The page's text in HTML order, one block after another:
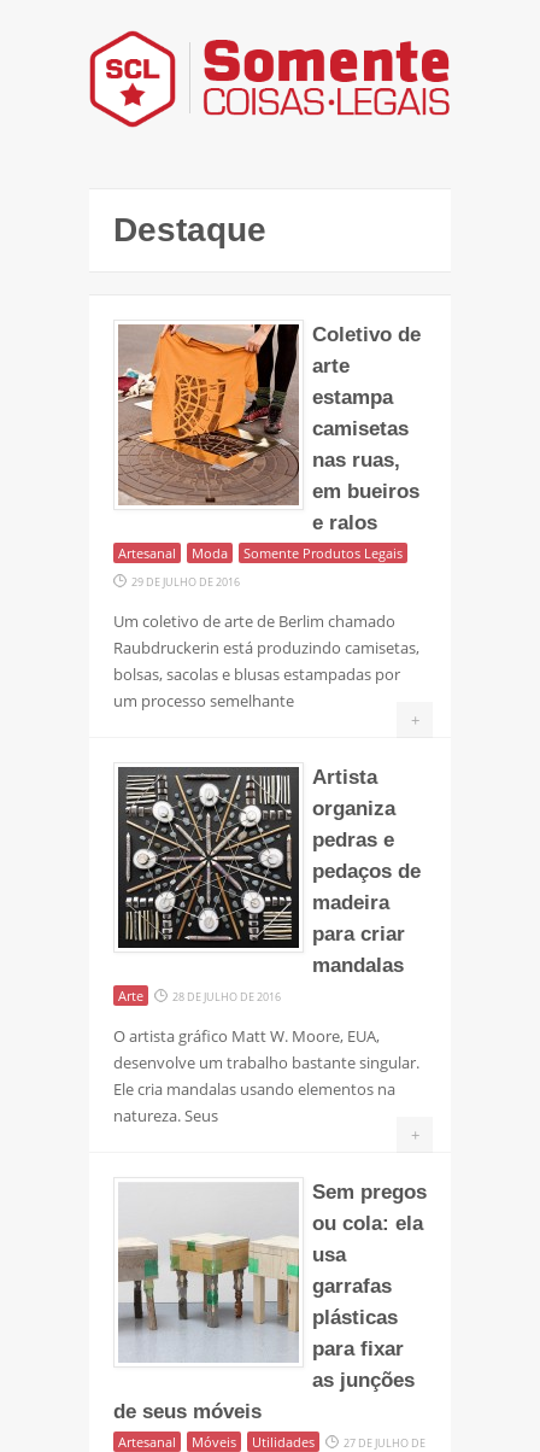
Destaque
Coletivo de
arte
estampa
camisetas
nas ruas,
em bueiros
e ralos
Artesanal Moda Somente Produtos Legais
29 DE JULHO DE 2016
Um coletivo de arte de Berlim chamado
Raubdruckerin está produzindo camisetas,
bolsas, sacolas e blusas estampadas por
um processo semelhante
+
Artista
organiza
pedras e
pedaços de
madeira
para criar
mandalas
Arte 28 DE JULHO DE 2016
O artista gráfico Matt W. Moore, EUA,
desenvolve um trabalho bastante singular.
Ele cria mandalas usando elementos na
natureza. Seus
+
Sem pregos
ou cola: ela
usa
garrafas
plásticas
para fixar
as junções
de seus móveis
Artesanal Móveis Utilidades
27 DE JULHO DE